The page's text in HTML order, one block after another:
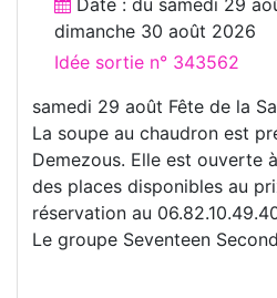
Date : du samedi 29
dimanche 30 août 2026
Idée sortie n° 343562
samedi 29 août Fête de la
La soupe au chaudron est
Demezous. Elle est ouverte
des places disponibles au
réservation au
Le groupe Seventeen